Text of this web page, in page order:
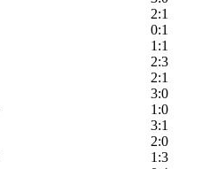
2:1
0:1
1:1
2:3
2:1
3:0
1:0
3:1
2:0
1:3